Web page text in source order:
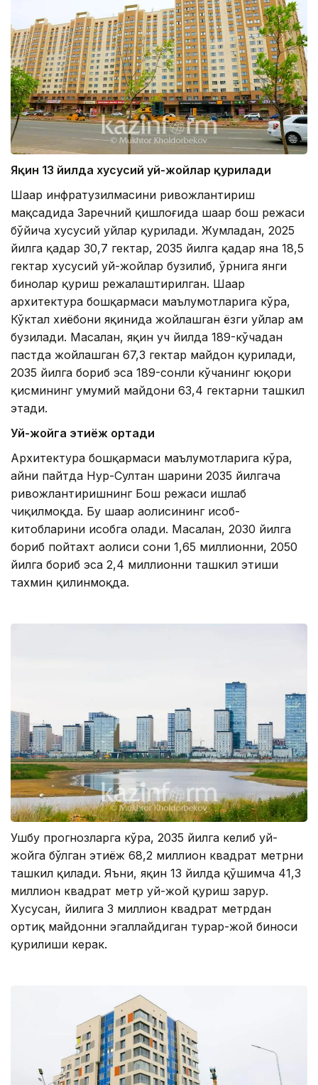
Яқин 13 йилда хусусий уй-жойлар қурилади
Шаҳар инфратузилмасини ривожлантириш
мақсадида Заречний қишлоғида шаҳар бош режаси
бўйича хусусий уйлар қурилади. Жумладан, 2025
йилга қадар 30,7 гектар, 2035 йилга қадар яна 18,5
гектар хусусий уй-жойлар бузилиб, ўрнига янги
бинолар қуриш режалаштирилган. Шаҳар
архитектура бошқармаси маълумотларига кўра,
Кўктал хиёбони яқинида жойлашган ёзги уйлар ҳам
бузилади. Масалан, яқин уч йилда 189-кўчадан
пастда жойлашган 67,3 гектар майдон қурилади,
2035 йилга бориб эса 189-сонли кўчанинг юқори
қисмининг умумий майдони 63,4 гектарни ташкил
этади.
Уй-жойга эҳтиёж ортади
Архитектура бошқармаси маълумотларига кўра,
айни пайтда Нур-Султан шаҳрини 2035 йилгача
ривожлантиришнинг Бош режаси ишлаб
чиқилмоқда. Бу шаҳар аҳолисининг ҳисоб-
китобларини ҳисобга олади. Масалан, 2030 йилга
бориб пойтахт аҳолиси сони 1,65 миллионни, 2050
йилга бориб эса 2,4 миллионни ташкил этиши
тахмин қилинмоқда.
Ушбу прогнозларга кўра, 2035 йилга келиб уй-
жойга бўлган эҳтиёж 68,2 миллион квадрат метрни
ташкил қилади. Яъни, яқин 13 йилда қўшимча 41,3
миллион квадрат метр уй-жой қуриш зарур.
Хусусан, йилига 3 миллион квадрат метрдан
ортиқ майдонни эгаллайдиган турар-жой биноси
қурилиши керак.